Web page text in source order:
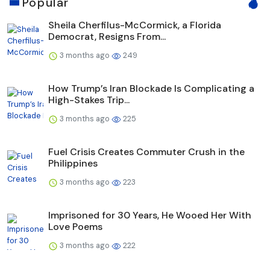
Sheila Cherfilus-McCormick, a Florida
Democrat, Resigns From...
3 months ago 249
How Trump’s Iran Blockade Is Complicating a
High-Stakes Trip...
3 months ago 225
Fuel Crisis Creates Commuter Crush in the
Philippines
3 months ago 223
Imprisoned for 30 Years, He Wooed Her With
Love Poems
3 months ago 222